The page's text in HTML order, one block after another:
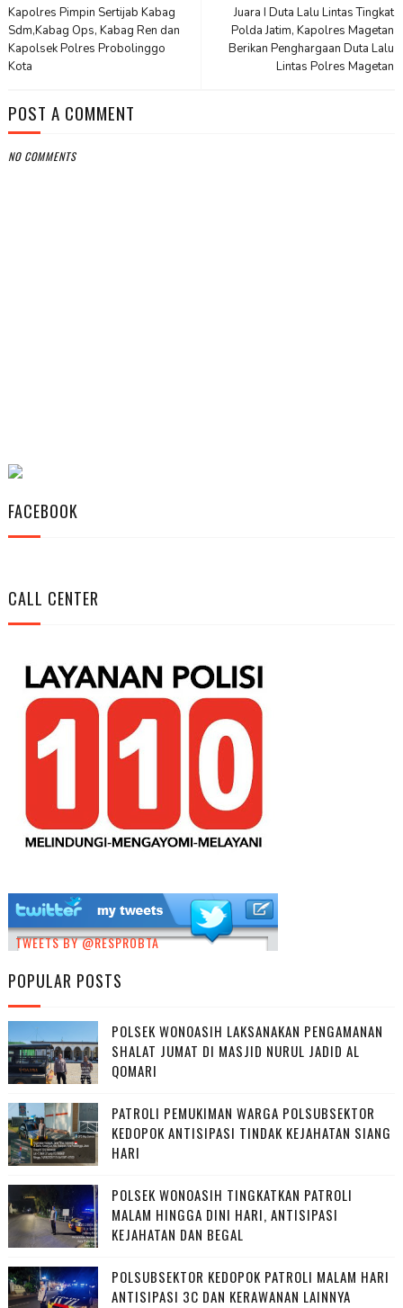
Juara I Duta Lalu Lintas Tingkat
Polda Jatim, Kapolres Magetan
Berikan Penghargaan Duta Lalu
Lintas Polres Magetan
Kapolres Pimpin Sertijab Kabag
Sdm,Kabag Ops, Kabag Ren dan
Kapolsek Polres Probolinggo
Kota
POST A COMMENT
NO COMMENTS
FACEBOOK
CALL CENTER
TWEETS BY @RESPROBTA
POPULAR POSTS
POLSEK WONOASIH LAKSANAKAN PENGAMANAN
SHALAT JUMAT DI MASJID NURUL JADID AL
QOMARI
PATROLI PEMUKIMAN WARGA POLSUBSEKTOR
KEDOPOK ANTISIPASI TINDAK KEJAHATAN SIANG
HARI
POLSEK WONOASIH TINGKATKAN PATROLI
MALAM HINGGA DINI HARI, ANTISIPASI
KEJAHATAN DAN BEGAL
POLSUBSEKTOR KEDOPOK PATROLI MALAM HARI
ANTISIPASI 3C DAN KERAWANAN LAINNYA